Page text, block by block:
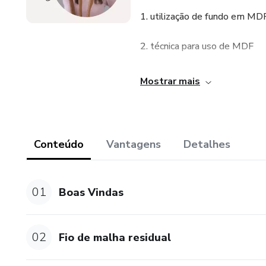
1. utilização de fundo em
2. técnica para uso de MDF
3. ponto baixo centrado
Mostrar mais
Conteúdo Vantagens Detalhes
01 Boas Vindas
02 Fio de malha residual